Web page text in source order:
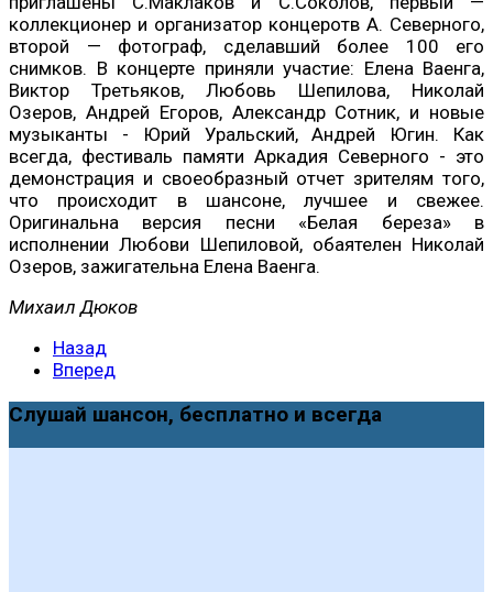
коллекционер и организатор концеротв А. Северного,
второй — фотограф, сделавший более 100 его
снимков. В концерте приняли участие: Елена Ваенга,
Виктор Третьяков, Любовь Шепилова, Николай
Озеров, Андрей Егоров, Александр Сотник, и новые
музыканты - Юрий Уральский, Андрей Югин. Как
всегда, фестиваль памяти Аркадия Северного - это
демонстрация и своеобразный отчет зрителям того,
что происходит в шансоне, лучшее и свежее.
Оригинальна версия песни «Белая береза» в
исполнении Любови Шепиловой, обаятелен Николай
Озеров, зажигательна Елена Ваенга.
Михаил Дюков
Назад
Вперед
Слушай шансон, бесплатно и всегда